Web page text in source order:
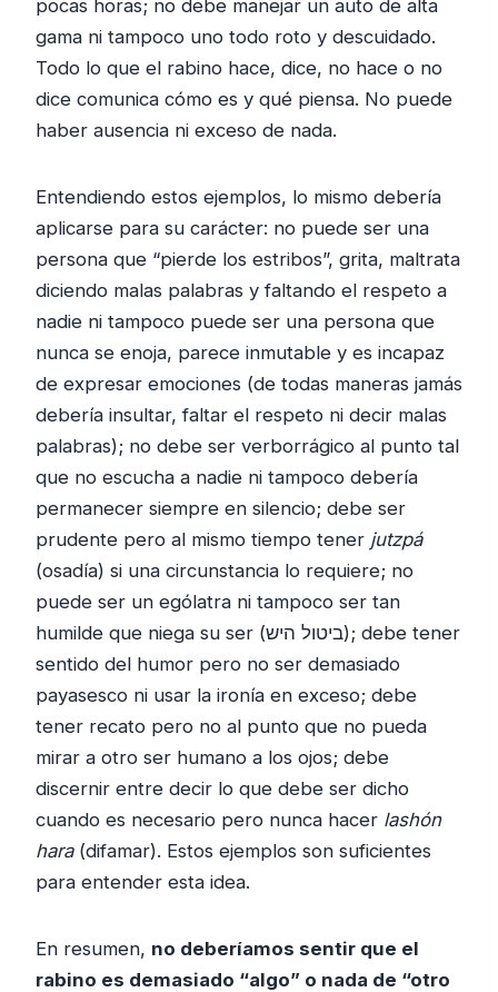
pocas horas; no debe manejar un auto de alta
gama ni tampoco uno todo roto y descuidado.
Todo lo que el rabino hace, dice, no hace o no
dice comunica cómo es y qué piensa. No puede
haber ausencia ni exceso de nada.
Entendiendo estos ejemplos, lo mismo debería
aplicarse para su carácter: no puede ser una
persona que “pierde los estribos”, grita, maltrata
diciendo malas palabras y faltando el respeto a
nadie ni tampoco puede ser una persona que
nunca se enoja, parece inmutable y es incapaz
de expresar emociones (de todas maneras jamás
debería insultar, faltar el respeto ni decir malas
palabras); no debe ser verborrágico al punto tal
que no escucha a nadie ni tampoco debería
permanecer siempre en silencio; debe ser
prudente pero al mismo tiempo tener jutzpá
(osadía) si una circunstancia lo requiere; no
puede ser un ególatra ni tampoco ser tan
humilde que niega su ser (ביטול היש); debe tener
sentido del humor pero no ser demasiado
payasesco ni usar la ironía en exceso; debe
tener recato pero no al punto que no pueda
mirar a otro ser humano a los ojos; debe
discernir entre decir lo que debe ser dicho
cuando es necesario pero nunca hacer lashón
hara (difamar). Estos ejemplos son suficientes
para entender esta idea.
En resumen, no deberíamos sentir que el
rabino es demasiado “algo” o nada de “otro